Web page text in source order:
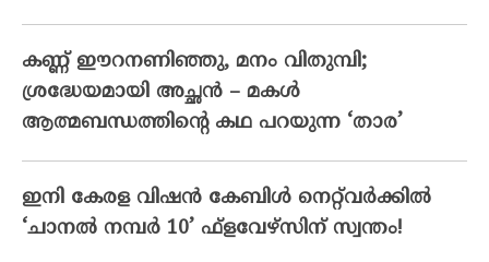
കണ്ണ് ഈറനണിഞ്ഞു, മനം വിതുമ്പി;
ശ്രദ്ധേയമായി അച്ഛൻ – മകൾ
ആത്മബന്ധത്തിന്റെ കഥ പറയുന്ന ‘താര’
ഇനി കേരള വിഷൻ കേബിൾ നെറ്റ്‌വർക്കിൽ
‘ചാനൽ നമ്പർ 10’ ഫ്‌ളവേഴ്‌സിന് സ്വന്തം!